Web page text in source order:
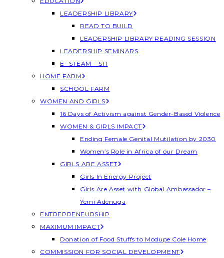
LEADERSHIP LIBRARY
READ TO BUILD
LEADERSHIP LIBRARY READING SESSION
LEADERSHIP SEMINARS
E- STEAM – STI
HOME FARM
SCHOOL FARM
WOMEN AND GIRLS
16 Days of Activism against Gender-Based Violence
WOMEN & GIRLS IMPACT
Ending Female Genital Mutilation by 2030
Women’s Role in Africa of our Dream
GIRLS ARE ASSET
Girls In Energy Project
Girls Are Asset with Global Ambassador –
Yemi Adenuga
ENTREPRENEURSHIP
MAXIMUM IMPACT
Donation of Food Stuffs to Modupe Cole Home
COMMISSION FOR SOCIAL DEVELOPMENT